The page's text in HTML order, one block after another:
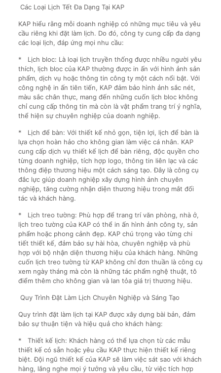
Các Loại Lịch Tết Đa Dạng Tại KAP
KAP hiểu rằng mỗi doanh nghiệp có những mục tiêu và yêu
cầu riêng khi đặt làm lịch. Do đó, công ty cung cấp đa dạng
các loại lịch, đáp ứng mọi nhu cầu:
* Lịch bloc: Là loại lịch truyền thống được nhiều người yêu
thích, lịch bloc của KAP thường được in ấn với hình ảnh sản
phẩm, dịch vụ hoặc thông tin công ty một cách nổi bật. Với
công nghệ in ấn tiên tiến, KAP đảm bảo hình ảnh sắc nét,
màu sắc chân thực, mang đến những cuốn lịch bloc không
chỉ cung cấp thông tin mà còn là vật phẩm trang trí ý nghĩa,
thể hiện sự chuyên nghiệp của doanh nghiệp.
* Lịch để bàn: Với thiết kế nhỏ gọn, tiện lợi, lịch để bàn là
lựa chọn hoàn hảo cho không gian làm việc cá nhân. KAP
cung cấp dịch vụ thiết kế lịch để bàn riêng, độc quyền cho
từng doanh nghiệp, tích hợp logo, thông tin liên lạc và các
thông điệp thương hiệu một cách sáng tạo. Đây là công cụ
đắc lực giúp doanh nghiệp xây dựng hình ảnh chuyên
nghiệp, tăng cường nhận diện thương hiệu trong mắt đối
tác và khách hàng.
* Lịch treo tường: Phù hợp để trang trí văn phòng, nhà ở,
lịch treo tường của KAP có thể in ấn hình ảnh công ty, sản
phẩm hoặc phong cảnh đẹp. KAP chú trọng vào từng chi
tiết thiết kế, đảm bảo sự hài hòa, chuyên nghiệp và phù
hợp với bộ nhận diện thương hiệu của khách hàng. Những
cuốn lịch treo tường từ KAP không chỉ đơn thuần là công cụ
xem ngày tháng mà còn là những tác phẩm nghệ thuật, tô
điểm thêm cho không gian và lan tỏa giá trị thương hiệu.
Quy Trình Đặt Làm Lịch Chuyên Nghiệp và Sáng Tạo
Quy trình đặt làm lịch tại KAP được xây dựng bài bản, đảm
bảo sự thuận tiện và hiệu quả cho khách hàng:
* Thiết kế lịch: Khách hàng có thể lựa chọn từ các mẫu
thiết kế có sẵn hoặc yêu cầu KAP thực hiện thiết kế riêng
biệt. Đội ngũ thiết kế của KAP sẽ làm việc sát sao với khách
hàng, lắng nghe mọi ý tưởng và yêu cầu, từ việc tích hợp